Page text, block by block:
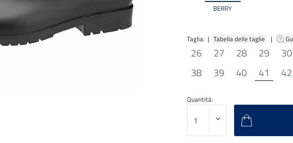
BERRY
Taglia: | Tabella delle taglie |
26 27 28 29
30
38
39 40 41 42
Quantitá: